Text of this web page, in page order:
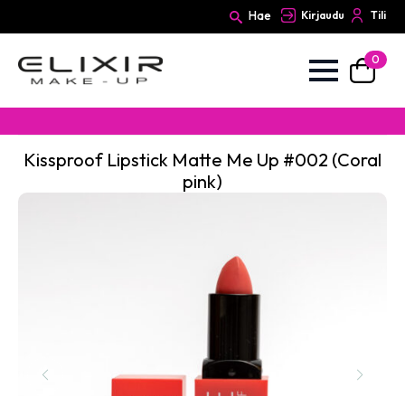
Hae Kirjaudu Tili
0
Kissproof Lipstick Matte Me Up #002 (Coral
pink)